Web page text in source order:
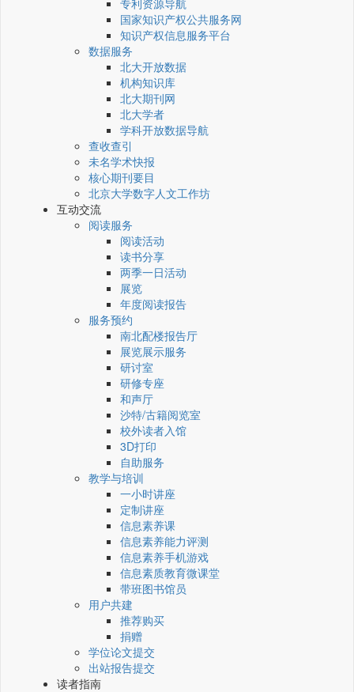
专利资源导航
国家知识产权公共服务网
知识产权信息服务平台
数据服务
北大开放数据
机构知识库
北大期刊网
北大学者
学科开放数据导航
查收查引
未名学术快报
核心期刊要目
北京大学数字人文工作坊
互动交流
阅读服务
阅读活动
读书分享
两季一日活动
展览
年度阅读报告
服务预约
南北配楼报告厅
展览展示服务
研讨室
研修专座
和声厅
沙特/古籍阅览室
校外读者入馆
3D打印
自助服务
教学与培训
一小时讲座
定制讲座
信息素养课
信息素养能力评测
信息素养手机游戏
信息素质教育微课堂
带班图书馆员
用户共建
推荐购买
捐赠
学位论文提交
出站报告提交
读者指南